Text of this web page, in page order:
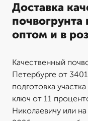
Доставка
почвогрунта
оптом и в
Качественный
Петербурге от
подготовка
ключ от 11
Николаевичу или